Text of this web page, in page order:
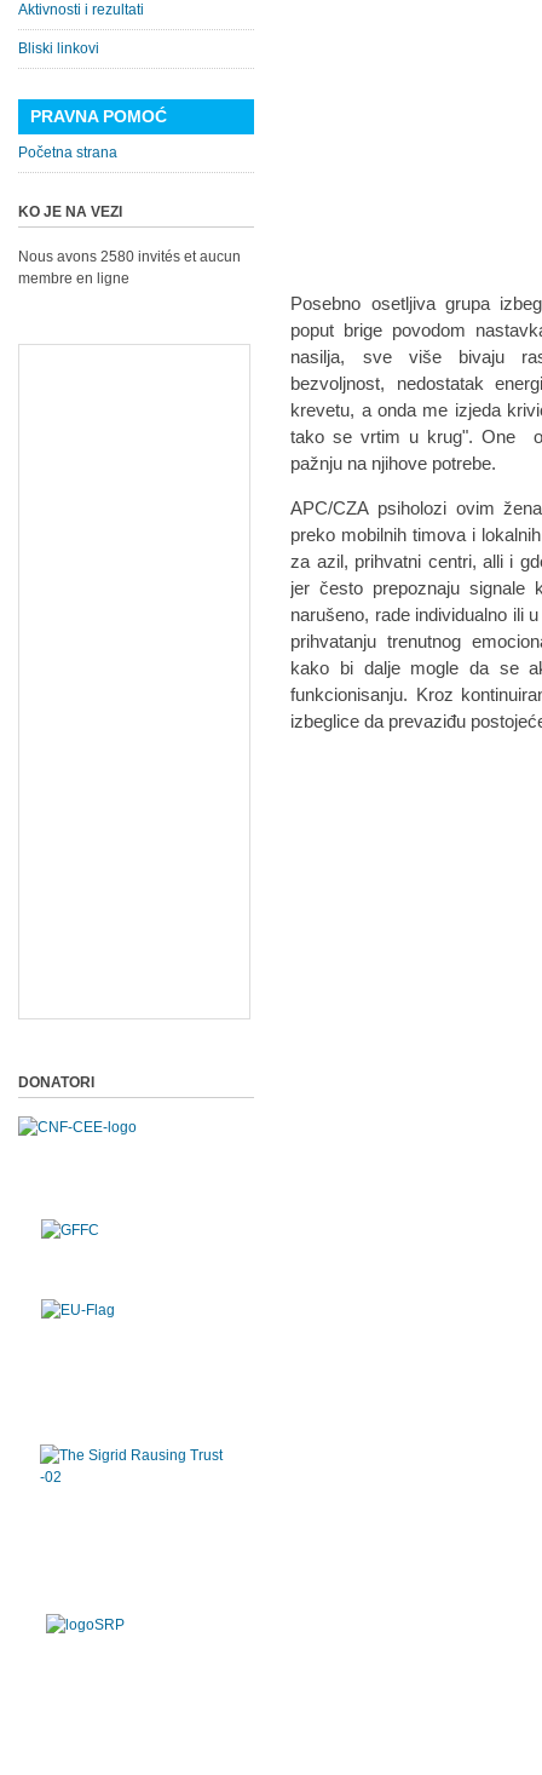
Posebno osetljiva grupa
poput brige povodom
nasilja, sve više bivaju
bezvoljnost, nedostatak
krevetu, a onda me izjeda
tako se vrtim u krug". One
pažnju na njihove potrebe.
APC/CZA psiholozi ovim
preko mobilnih timova i
za azil, prihvatni centri, alli i
jer često prepoznaju signale
narušeno, rade individualno ili
prihvatanju trenutnog
kako bi dalje mogle da se
funkcionisanju. Kroz
izbeglice da prevaziđu
Aktivnosti i rezultati
Bliski linkovi
PRAVNA POMOĆ
Početna strana
KO JE NA VEZI
Nous avons 2580 invités et aucun
membre en ligne
DONATORI